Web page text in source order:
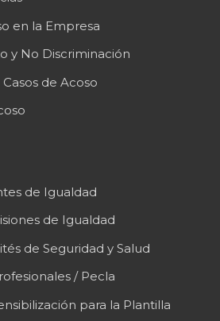
en la Empresa
y No Discriminación
de Acoso
de Igualdad
de Igualdad
de Seguridad y Salud
/ Pecla
para la Plantilla